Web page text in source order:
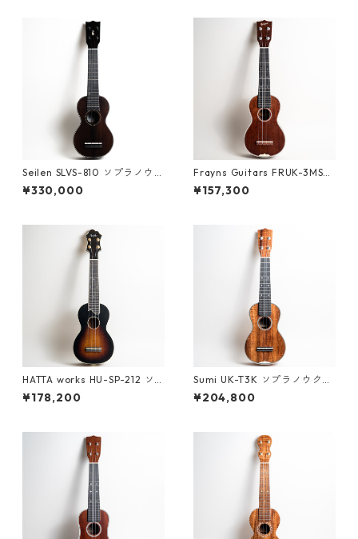
Seilen SLVS-810 ソプラノウク
レレ #2026
¥330,000
Frayns Guitars FRUK-3MS
ソプラノウクレレ #2500094
¥157,300
HATTA works HU-SP-212 ソ
プラノウクレレ
¥178,200
Sumi UK-T3K ソプラノウクレ
レ #261529
¥204,800